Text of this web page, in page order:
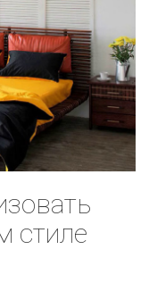
стиле